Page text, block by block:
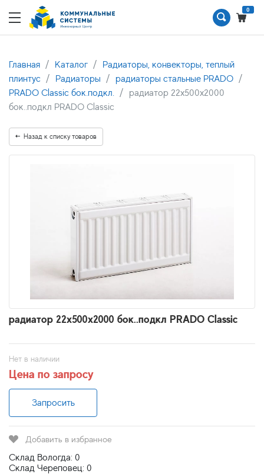
0
Главная Каталог
Радиаторы, конвекторы, теплый
плинтус
Радиаторы
радиаторы стальные PRADO
PRADO Classic бок.подкл.
радиатор 22x500х2000
бок..подкл PRADO Classic
Назад к списку товаров
радиатор 22x500х2000 бок..подкл PRADO Classic
Нет в наличии
Цена по запросу
Запросить
Добавить в избранное
Склад Вологда: 0
Склад Череповец: 0